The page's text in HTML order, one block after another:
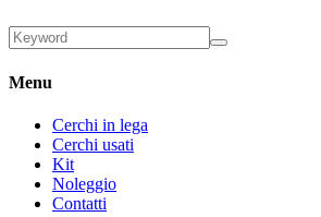
Menu
Cerchi in lega
Cerchi usati
Kit
Noleggio
Contatti